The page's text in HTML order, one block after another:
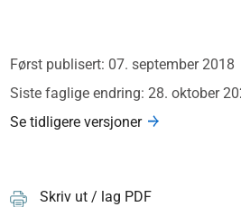
Først publisert: 07. september 2018
Siste faglige endring: 28. oktober
Se tidligere versjoner
Skriv ut / lag PDF